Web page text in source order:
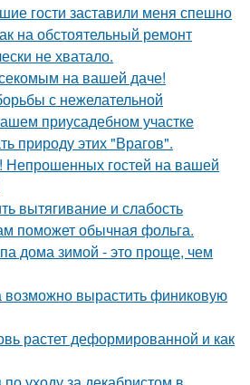
гости заставили меня спешно
на обстоятельный ремонт
не хватало.
на вашей даче!
с нежелательной
приусадебном участке
природу этих "Врагов".
Непрошенных гостей на вашей
вытягивание и слабость
поможет обычная фольга.
дома зимой - это проще, чем
возможно вырастить финиковую
растет деформированной и как